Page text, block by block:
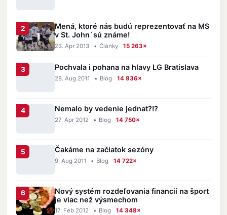
Mená, ktoré nás budú reprezentovať na MS
v St. John´sú známe!
23. Apr 2013 • Články 15 263×
Pochvala i pohana na hlavy LG Bratislava
28. Aug 2011 • Blog 14 936×
Nemalo by vedenie jednat?!?
27. Apr 2012 • Blog 14 750×
Čakáme na začiatok sezóny
9. Aug 2011 • Blog 14 722×
Nový systém rozdeľovania financií na šport
je viac než výsmechom
17. Feb 2012 • Blog 14 348×